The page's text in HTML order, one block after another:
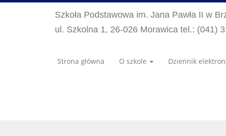
Szkoła Podstawowa im. Jana Pawła II w
ul. Szkolna 1, 26-026 Morawica tel.: (041)
Strona główna O szkole Dziennik